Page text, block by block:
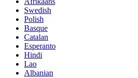
Swedish
Polish
Basque
Catalan
Esperanto
Hindi
Lao
Albanian